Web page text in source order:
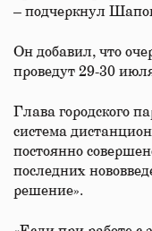
– подчеркнул
Он добавил, что
проведут 29-30
Глава городского
система
постоянно
последних
решение».